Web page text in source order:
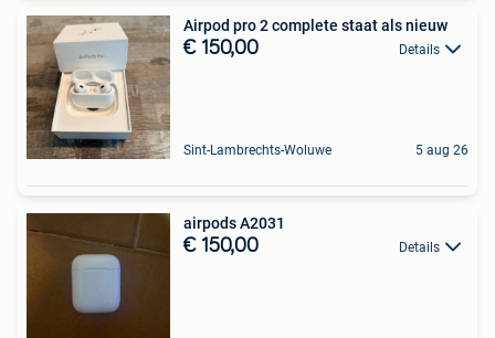
Airpod pro 2 complete staat als nieuw
€ 150,00 Details
Sint-Lambrechts-Woluwe 5 aug 26
airpods A2031
€ 150,00 Details